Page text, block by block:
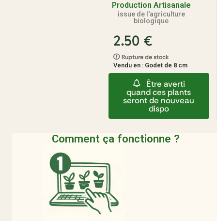
Production Artisanale
issue de l'agriculture
biologique
2.50 €
Rupture de stock
Vendu en : Godet de 8 cm
Être averti
quand ces plants
seront de nouveau
dispo
Comment ça fonctionne ?